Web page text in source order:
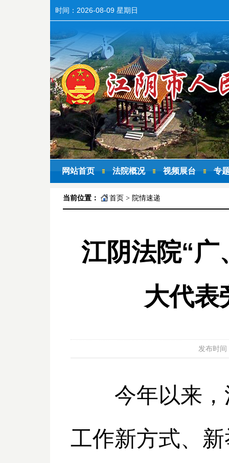
时间： 2026-08-09 星期日
网站首页 法院概况 视频展台 专
当前位置： 首页 > 院情速递
江阴法院“广
大代表
发布时
今年以来，
工作新方式、